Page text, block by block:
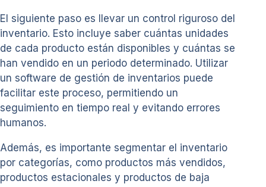
El siguiente paso es llevar un control riguroso del
inventario. Esto incluye saber cuántas unidades
de cada producto están disponibles y cuántas se
han vendido en un periodo determinado. Utilizar
un software de gestión de inventarios puede
facilitar este proceso, permitiendo un
seguimiento en tiempo real y evitando errores
humanos.
Además, es importante segmentar el inventario
por categorías, como productos más vendidos,
productos estacionales y productos de baja